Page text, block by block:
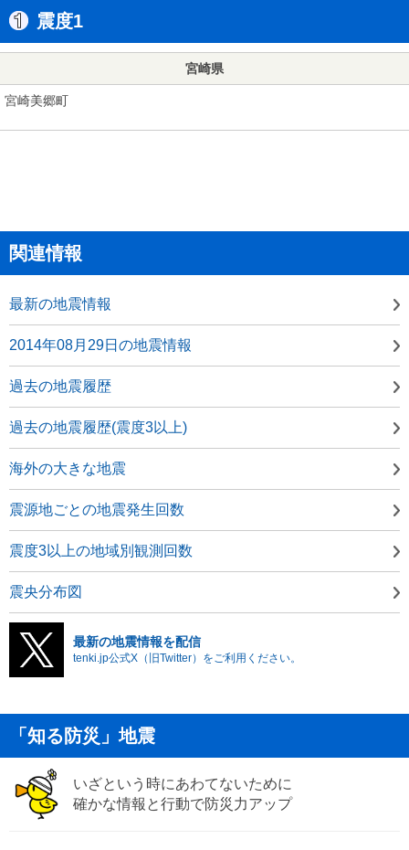
震度1
宮崎県
宮崎美郷町
関連情報
最新の地震情報
2014年08月29日の地震情報
過去の地震履歴
過去の地震履歴(震度3以上)
海外の大きな地震
震源地ごとの地震発生回数
震度3以上の地域別観測回数
震央分布図
最新の地震情報を配信
tenki.jp公式X（旧Twitter）をご利用ください。
「知る防災」地震
いざという時にあわてないために
確かな情報と行動で防災力アップ